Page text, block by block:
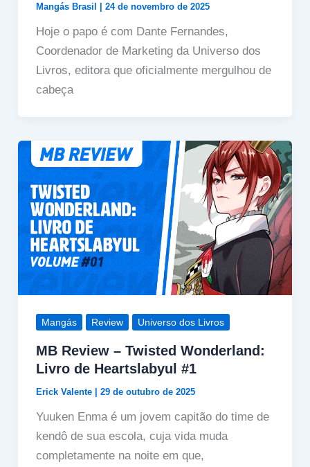
Mangás Brasil 24 de novembro de 2025
Hoje o papo é com Dante Fernandes,
Coordenador de Marketing da Universo dos
Livros, editora que oficialmente mergulhou de
cabeça
Mangás Review Universo dos Livros
MB Review – Twisted Wonderland:
Livro de Heartslabyul #1
Erick Valente | 29 de outubro de 2025
Yuuken Enma é um jovem capitão do time de
kendô de sua escola, cuja vida muda
completamente na noite em que,